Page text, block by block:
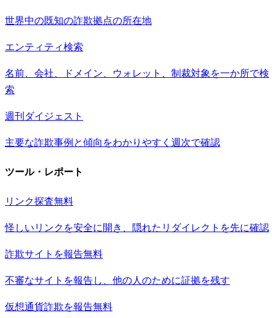
世界中の既知の詐欺拠点の所在地
エンティティ検索
名前、会社、ドメイン、ウォレット、制裁対象を一か所で検
索
週刊ダイジェスト
主要な詐欺事例と傾向をわかりやすく週次で確認
ツール・レポート
リンク探査無料
怪しいリンクを安全に開き、隠れたリダイレクトを先に確認
詐欺サイトを報告無料
不審なサイトを報告し、他の人のために証拠を残す
仮想通貨詐欺を報告無料